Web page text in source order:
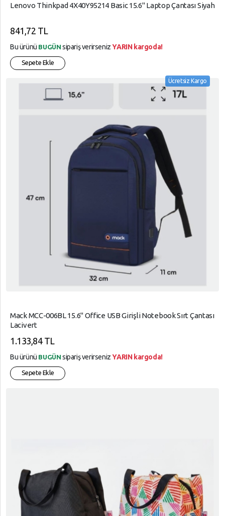
Lenovo Thinkpad 4X40Y95214 Basic 15.6" Laptop Çantası Siyah
841,72 TL
Bu ürünü BUGÜN sipariş verirsenizYARIN kargoda!
Sepete Ekle
Ücretsiz Kargo
Mack MCC-006BL 15.6" Office USB Girişli Notebook Sırt Çantası
Lacivert
1.133,84 TL
Bu ürünü BUGÜN sipariş verirsenizYARIN kargoda!
Sepete Ekle